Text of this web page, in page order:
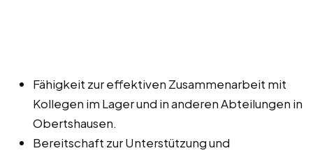
Fähigkeit zur effektiven Zusammenarbeit mit
Kollegen im Lager und in anderen Abteilungen in
Obertshausen.
Bereitschaft zur Unterstützung und